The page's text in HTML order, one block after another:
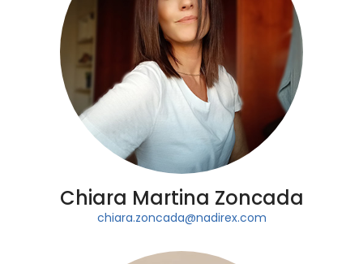
Chiara Martina Zoncada
chiara.zoncada@nadirex.com